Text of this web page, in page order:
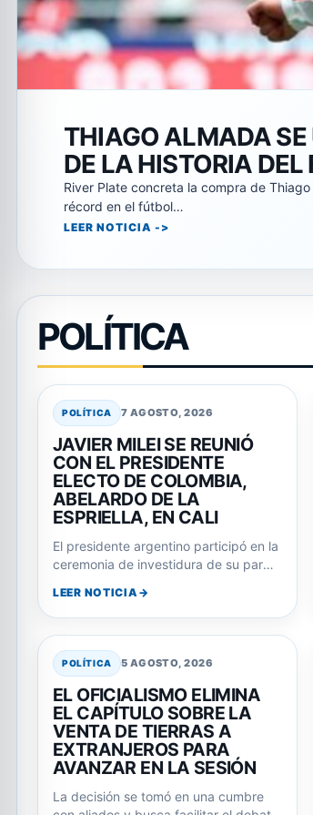
GARCÍA CUERVA
POR SAN
ESTÁN CERCA DE
El arzobispo de Buenos Aires, Jorge
enfatizando la necesidad de atención…
POLÍTICA
POLÍTICA 7 AGOSTO, 2026
JAVIER MILEI SE REUNIÓ
CON EL PRESIDENTE
ELECTO DE COLOMBIA,
ABELARDO DE LA
ESPRIELLA, EN CALI
El presidente argentino participó en la
ceremonia de investidura de su par
LEER NOTICIA
POLÍTICA 5 AGOSTO, 2026
EL OFICIALISMO ELIMINA
EL CAPÍTULO SOBRE LA
VENTA DE TIERRAS A
EXTRANJEROS PARA
AVANZAR EN LA SESIÓN